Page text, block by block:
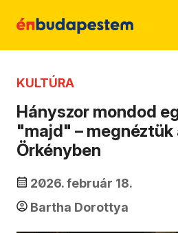
KULTÚRA
Hányszor mondod
"majd" – megnéztük
Örkényben
2026. február 18.
Bartha Dorottya